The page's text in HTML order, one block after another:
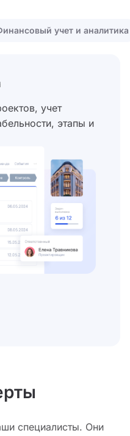
учет и аналитика
учет
этапы и
специалисты. Они